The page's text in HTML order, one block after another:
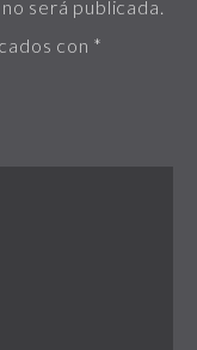
será publicada.
con *